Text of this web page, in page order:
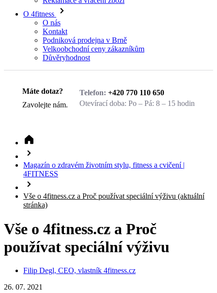
O nás
Kontakt
Podniková prodejna v Brně
Velkoobchodní ceny zákazníkům
Důvěryhodnost
Zavolejte nám.
Zavolejte nám.
Magazín o zdravém životním stylu, fitness a cvičení |
4FITNESS
Vše o 4fitness.cz a Proč používat speciální výživu
stránka)
Vše o 4fitness.cz a Proč
používat speciální výživu
Filip Degl, CEO, vlastník 4fitness.cz
26. 07. 2021